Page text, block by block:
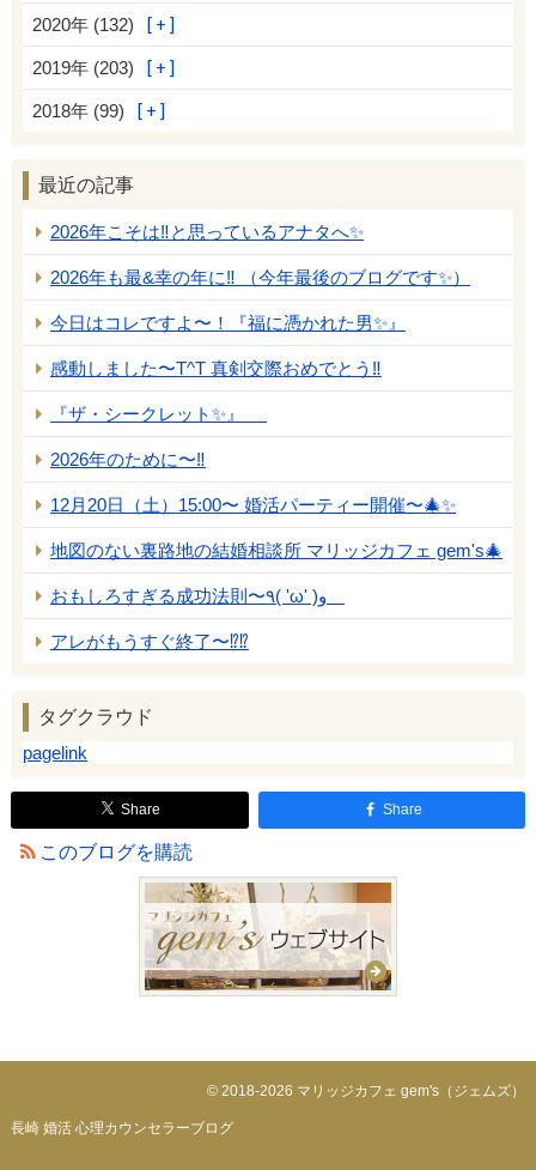
2020年 (132)
2019年 (203)
2018年 (99)
最近の記事
2026年こそは‼️と思っているアナタへ✨
2026年も最&幸の年に‼️ （今年最後のブログです✨）
今日はコレですよ〜！『福に憑かれた男✨』
感動しました〜T^T 真剣交際おめでとう‼️
『ザ・シークレット✨』
2026年のために〜‼️
12月20日（土）15:00〜 婚活パーティー開催〜🎄✨
地図のない裏路地の結婚相談所 マリッジカフェ gem's🎄
アレがもうすぐ終了〜⁉️⁉️
タグクラウド
pagelink
Share Share
このブログを購読
© 2018-2026 マリッジカフェ gem's（ジェムズ）
長崎 婚活 心理カウンセラーブログ